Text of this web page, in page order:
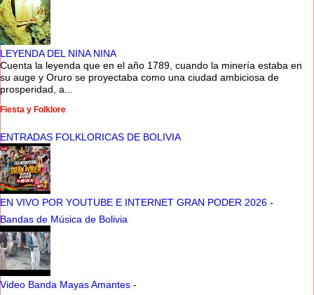
LEYENDA DEL NINA NINA
Cuenta la leyenda que en el año 1789, cuando la minería estaba en
su auge y Oruro se proyectaba como una ciudad ambiciosa de
prosperidad, a...
Fiesta y Folklore
ENTRADAS FOLKLORICAS DE BOLIVIA
EN VIVO POR YOUTUBE E INTERNET GRAN PODER 2026 -
Bandas de Música de Bolivia
Video Banda Mayas Amantes -